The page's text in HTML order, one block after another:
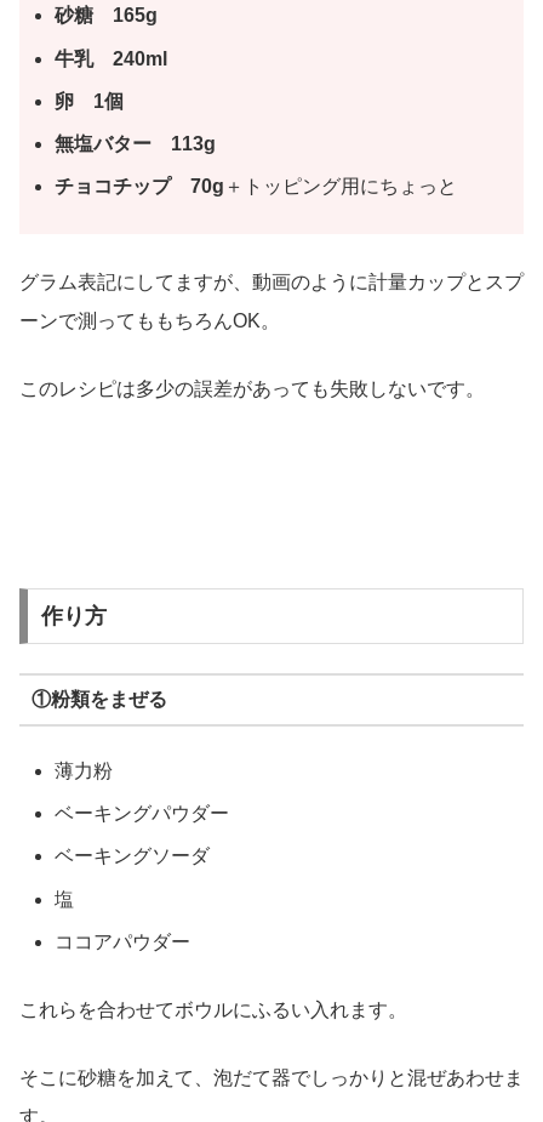
砂糖 165g
牛乳 240ml
卵 1個
無塩バター 113g
チョコチップ 70g ＋トッピング用にちょっと
グラム表記にしてますが、動画のように計量カップとスプ
ーンで測ってももちろんOK。
このレシピは多少の誤差があっても失敗しないです。
作り方
①粉類をまぜる
薄力粉
ベーキングパウダー
ベーキングソーダ
塩
ココアパウダー
これらを合わせてボウルにふるい入れます。
そこに砂糖を加えて、泡だて器でしっかりと混ぜあわせま
す。